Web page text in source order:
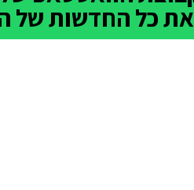
את כל החדשות של